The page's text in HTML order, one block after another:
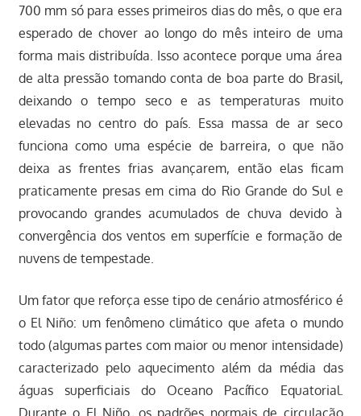
700 mm só para esses primeiros dias do mês, o que era
esperado de chover ao longo do mês inteiro de uma
forma mais distribuída. Isso acontece porque uma área
de alta pressão tomando conta de boa parte do Brasil,
deixando o tempo seco e as temperaturas muito
elevadas no centro do país. Essa massa de ar seco
funciona como uma espécie de barreira, o que não
deixa as frentes frias avançarem, então elas ficam
praticamente presas em cima do Rio Grande do Sul e
provocando grandes acumulados de chuva devido à
convergência dos ventos em superfície e formação de
nuvens de tempestade.
Um fator que reforça esse tipo de cenário atmosférico é
o El Niño: um fenômeno climático que afeta o mundo
todo (algumas partes com maior ou menor intensidade)
caracterizado pelo aquecimento além da média das
águas superficiais do Oceano Pacífico Equatorial.
Durante o El Niño, os padrões normais de circulação